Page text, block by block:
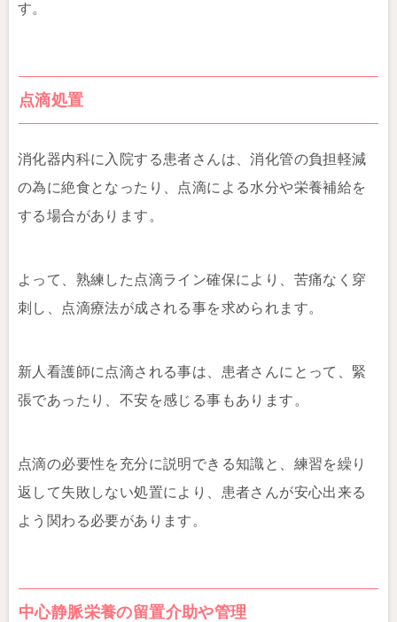
す。
点滴処置
消化器内科に入院する患者さんは、消化管の負担軽減
の為に絶食となったり、点滴による水分や栄養補給を
する場合があります。
よって、熟練した点滴ライン確保により、苦痛なく穿
刺し、点滴療法が成される事を求められます。
新人看護師に点滴される事は、患者さんにとって、緊
張であったり、不安を感じる事もあります。
点滴の必要性を充分に説明できる知識と、練習を繰り
返して失敗しない処置により、患者さんが安心出来る
よう関わる必要があります。
中心静脈栄養の留置介助や管理